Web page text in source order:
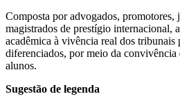
Composta por advogados, promotores,
magistrados de prestígio internacional,
acadêmica à vivência real dos tribunais
diferenciados, por meio da convivência
alunos.
Sugestão de legenda